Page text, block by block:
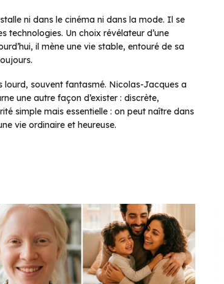
ni dans le cinéma ni dans la mode. Il se
technologies. Un choix révélateur d’une
il mène une vie stable, entouré de sa
lourd, souvent fantasmé. Nicolas-Jacques a
une autre façon d’exister : discrète,
simple mais essentielle : on peut naître dans
vie ordinaire et heureuse.